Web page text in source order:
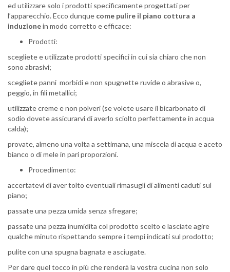
ed utilizzare solo i prodotti specificamente progettati per
l’apparecchio. Ecco dunque come pulire il piano cottura a
induzionein modo corretto e efficace:
Prodotti:
scegliete e utilizzate prodotti specifici in cui sia chiaro che non
sono abrasivi;
scegliete panni morbidi e non spugnette ruvide o abrasive o,
peggio, in fili metallici;
utilizzate creme e non polveri (se volete usare il bicarbonato di
sodio dovete assicurarvi di averlo sciolto perfettamente in acqua
calda);
provate, almeno una volta a settimana, una miscela di acqua e aceto
bianco o di mele in pari proporzioni.
Procedimento:
accertatevi di aver tolto eventuali rimasugli di alimenti caduti sul
piano;
passate una pezza umida senza sfregare;
passate una pezza inumidita col prodotto scelto e lasciate agire
qualche minuto rispettando sempre i tempi indicati sul prodotto;
pulite con una spugna bagnata e asciugate.
Per dare quel tocco in più che renderà la vostra cucina non solo